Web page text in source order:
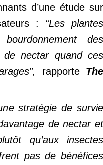
d’une étude sur
: “Les plantes
bourdonnement des
nectar quand ces
rapporte The
stratégie de survie
de nectar et
qu’aux insectes
pas de bénéfices